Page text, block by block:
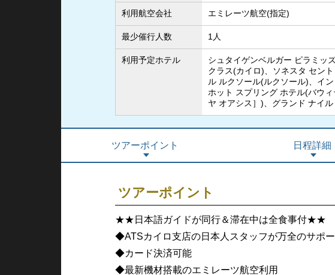
利用航空会社 エミレーツ航空(指定)
最少催行人数 1人
利用予定ホテル
シュタイゲンベルガー ピラミッ
クラス(カイロ)、ソネスタ セン
ル ルクソール(ルクソール)、イ
ホット スプリング ホテル(バウ
ヤ オアシス］)、グランド ナイ
ツアーポイント 日程詳細
ツアーポイント
★★日本語ガイドが同行＆滞在中は全食事付★★
◆ATSカイロ支店の日本人スタッフが万全のサポー
◆カード決済可能
◆最新機材搭載のエミレーツ航空利用